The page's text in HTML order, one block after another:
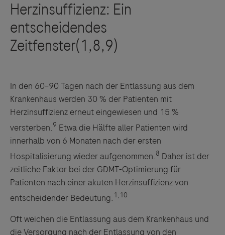
In den 60–90 Tagen nach der Entlassung aus dem
Krankenhaus werden 30 % der Patienten mit
Herzinsuffizienz erneut eingewiesen und 15 %
versterben.9 Etwa die Hälfte aller Patienten wird
innerhalb von 6 Monaten nach der ersten
Hospitalisierung wieder aufgenommen.8 Daher ist der
zeitliche Faktor bei der GDMT-Optimierung für
Patienten nach einer akuten Herzinsuffizienz von
entscheidender Bedeutung. 1,10
Oft weichen die Entlassung aus dem Krankenhaus und
die Versorgung nach der Entlassung von den